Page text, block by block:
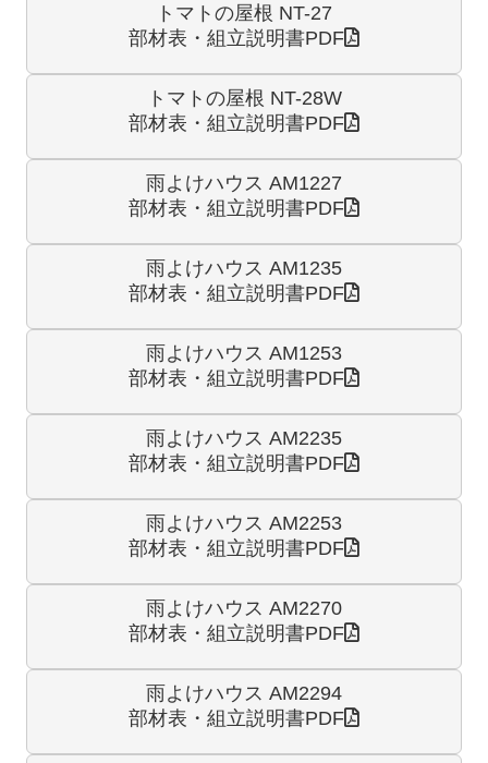
トマトの屋根 NT-27
部材表・組立説明書PDF
トマトの屋根 NT-28W
部材表・組立説明書PDF
雨よけハウス AM1227
部材表・組立説明書PDF
雨よけハウス AM1235
部材表・組立説明書PDF
雨よけハウス AM1253
部材表・組立説明書PDF
雨よけハウス AM2235
部材表・組立説明書PDF
雨よけハウス AM2253
部材表・組立説明書PDF
雨よけハウス AM2270
部材表・組立説明書PDF
雨よけハウス AM2294
部材表・組立説明書PDF